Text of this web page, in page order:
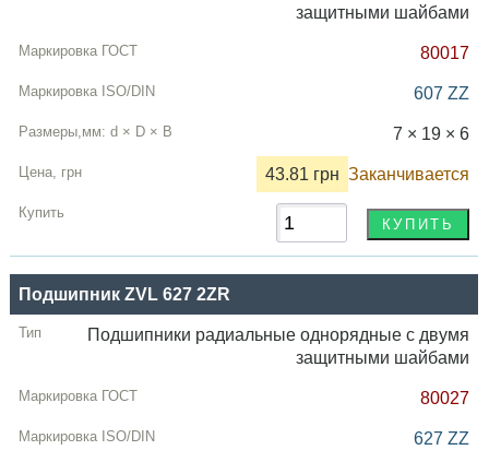
защитными шайбами
80017
607 ZZ
7 × 19 × 6
43.81 грн Заканчивается
Подшипник ZVL 627 2ZR
Подшипники радиальные однорядные с двумя
защитными шайбами
80027
627 ZZ